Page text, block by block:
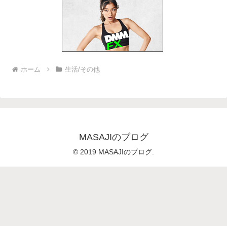
ホーム 生活/その他
MASAJIのブログ
© 2019 MASAJIのブログ.